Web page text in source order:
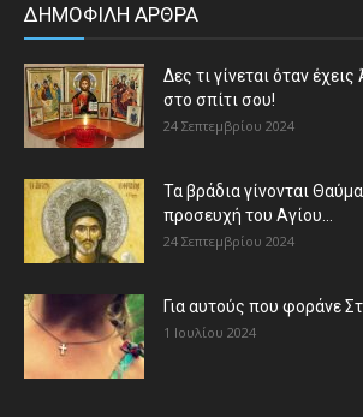
ΔΗΜΟΦΙΛΗ ΑΡΘΡΑ
Δες τι γίνεται όταν
στο σπίτι σου!
24 Σεπτεμβρίου 2024
Τα βράδια γίνονται
προσευχή του Αγίου...
24 Σεπτεμβρίου 2024
Για αυτούς που φοράνε
1 Ιουλίου 2024